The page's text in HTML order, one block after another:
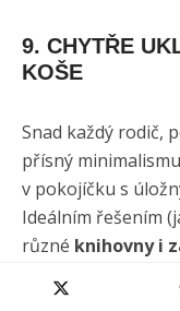
9. CHYTŘE
KOŠE
Snad každý rodič,
přísný
v pokojíčku s
Ideálním řešením
různé knihovny i